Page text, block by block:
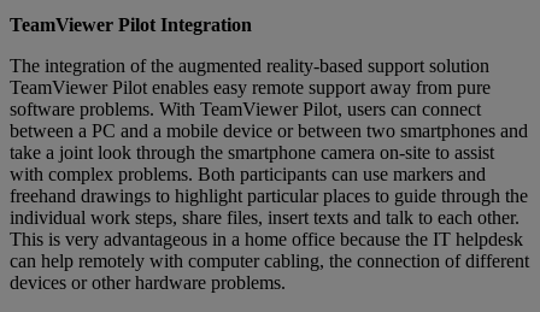
TeamViewer Pilot Integration
The integration of the augmented reality-based support solution
TeamViewer Pilot enables easy remote support away from pure
software problems. With TeamViewer Pilot, users can connect
between a PC and a mobile device or between two smartphones and
take a joint look through the smartphone camera on-site to assist
with complex problems. Both participants can use markers and
freehand drawings to highlight particular places to guide through the
individual work steps, share files, insert texts and talk to each other.
This is very advantageous in a home office because the IT helpdesk
can help remotely with computer cabling, the connection of different
devices or other hardware problems.